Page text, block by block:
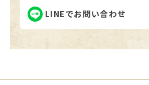
LINEでお問い合わせ